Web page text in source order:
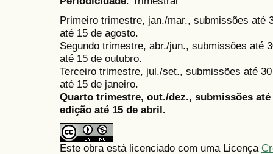
Primeiro trimestre, jan./mar., submissões até
até 15 de agosto.
Segundo trimestre, abr./jun., submissões até
até 15 de outubro.
Terceiro trimestre, jul./set., submissões até
até 15 de janeiro.
Quarto trimestre, out./dez., submissões
edição até 15 de abril.
Este obra está licenciado com uma Licença